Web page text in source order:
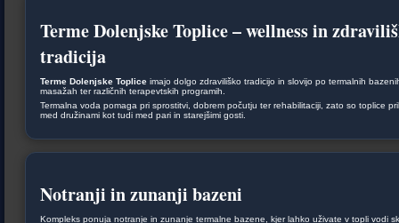
Terme Dolenjske Toplice – wellness in
tradicija
Terme Dolenjske Toplice imajo dolgo zdraviliško tradicijo in slovijo po termalnih
masažah ter različnih terapevtskih programih.
Termalna voda pomaga pri sprostitvi, dobrem počutju ter rehabilitaciji, zato so toplice
med družinami kot tudi med pari in starejšimi gosti.
Notranji in zunanji bazeni
Kompleks ponuja notranje in zunanje termalne bazene, kjer lahko uživate v topli vodi